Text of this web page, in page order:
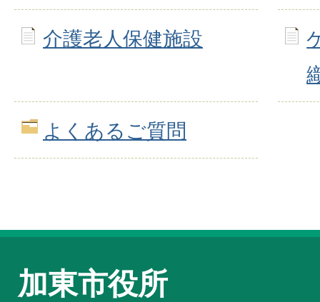
介護老人保健施設
よくあるご質問
加東市役所